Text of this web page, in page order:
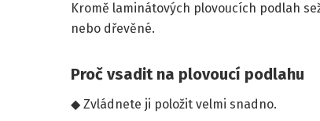
Kromě laminátových plovoucích podlah
nebo dřevěné.
Proč vsadit na plovoucí podlahu
Zvládnete ji položit velmi snadno.